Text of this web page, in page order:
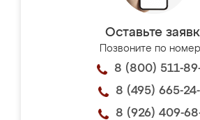
Оставьте
Позвоните по
8 (800) 511-
8 (495) 665-
8 (926) 409-